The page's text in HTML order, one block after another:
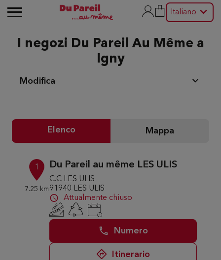
Italiano
I negozi Du Pareil Au Même a
Igny
Modifica
Elenco Mappa
1
7.25 km
Du Pareil au même LES ULIS
C.C LES ULIS
91940 LES ULIS
Attualmente chiuso
Numero
Itinerario